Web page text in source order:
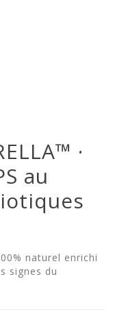
·
au
naturel enrichi
signes du